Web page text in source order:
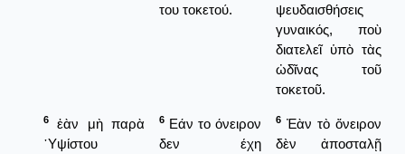
του τοκετού.
ψευδαισθήσεις
γυναικός, ποὺ
διατελεῖ ὑπὸ τὰς
ὠδῖνας τοῦ
τοκετοῦ.
6
ἐὰν μὴ παρὰ
῾Υψίστου
6 Εάν το όνειρον
δεν έχη
6 Ἐὰν τὸ ὄνειρον
δὲν ἀποσταλῇ